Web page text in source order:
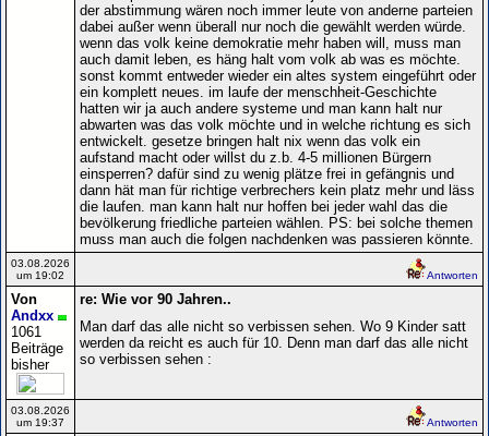
der abstimmung wären noch immer leute von anderne parteien
dabei außer wenn überall nur noch die gewählt werden würde.
wenn das volk keine demokratie mehr haben will, muss man
auch damit leben, es häng halt vom volk ab was es möchte.
sonst kommt entweder wieder ein altes system eingeführt oder
ein komplett neues. im laufe der menschheit-Geschichte
hatten wir ja auch andere systeme und man kann halt nur
abwarten was das volk möchte und in welche richtung es sich
entwickelt. gesetze bringen halt nix wenn das volk ein
aufstand macht oder willst du z.b. 4-5 millionen Bürgern
einsperren? dafür sind zu wenig plätze frei in gefängnis und
dann hät man für richtige verbrechers kein platz mehr und läss
die laufen. man kann halt nur hoffen bei jeder wahl das die
bevölkerung friedliche parteien wählen. PS: bei solche themen
muss man auch die folgen nachdenken was passieren könnte.
03.08.2026
um 19:02
Antworten
Von
Andxx
1061
Beiträge
bisher
re: Wie vor 90 Jahren..
Man darf das alle nicht so verbissen sehen. Wo 9 Kinder satt
werden da reicht es auch für 10. Denn man darf das alle nicht
so verbissen sehen :
03.08.2026
um 19:37
Antworten